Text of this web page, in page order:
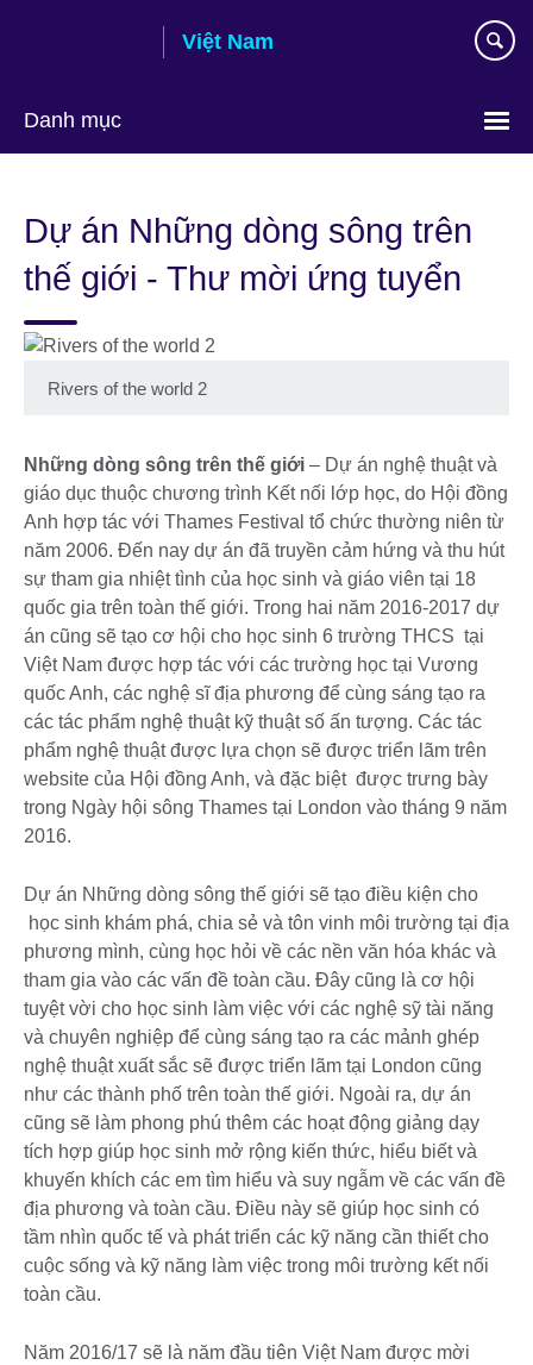
Việt Nam
Danh mục
language
Dự án Những dòng sông trên
thế giới - Thư mời ứng tuyển
Rivers of the world 2
Những dòng sông trên thế giới – Dự án nghệ thuật và
giáo dục thuộc chương trình Kết nối lớp học, do Hội đồng
Anh hợp tác với Thames Festival tổ chức thường niên từ
năm 2006. Đến nay dự án đã truyền cảm hứng và thu hút
sự tham gia nhiệt tình của học sinh và giáo viên tại 18
quốc gia trên toàn thế giới. Trong hai năm 2016-2017 dự
án cũng sẽ tạo cơ hội cho học sinh 6 trường THCS tại
Việt Nam được hợp tác với các trường học tại Vương
quốc Anh, các nghệ sĩ địa phương để cùng sáng tạo ra
các tác phẩm nghệ thuật kỹ thuật số ấn tượng. Các tác
phẩm nghệ thuật được lựa chọn sẽ được triển lãm trên
website của Hội đồng Anh, và đặc biệt được trưng bày
trong Ngày hội sông Thames tại London vào tháng 9 năm
2016.
Dự án Những dòng sông thế giới sẽ tạo điều kiện cho
học sinh khám phá, chia sẻ và tôn vinh môi trường tại địa
phương mình, cùng học hỏi về các nền văn hóa khác và
tham gia vào các vấn đề toàn cầu. Đây cũng là cơ hội
tuyệt vời cho học sinh làm việc với các nghệ sỹ tài năng
và chuyên nghiệp để cùng sáng tạo ra các mảnh ghép
nghệ thuật xuất sắc sẽ được triển lãm tại London cũng
như các thành phố trên toàn thế giới. Ngoài ra, dự án
cũng sẽ làm phong phú thêm các hoạt động giảng dạy
tích hợp giúp học sinh mở rộng kiến thức, hiểu biết và
khuyến khích các em tìm hiểu và suy ngẫm về các vấn đề
địa phương và toàn cầu. Điều này sẽ giúp học sinh có
tầm nhìn quốc tế và phát triển các kỹ năng cần thiết cho
cuộc sống và kỹ năng làm việc trong môi trường kết nối
toàn cầu.
Năm 2016/17 sẽ là năm đầu tiên Việt Nam được mời